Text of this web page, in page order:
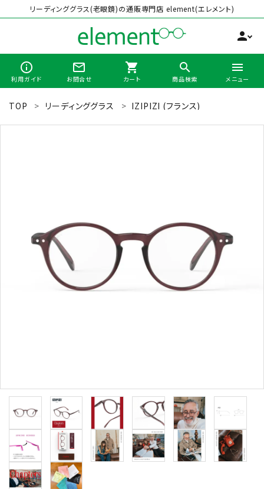
リーディンググラス(老眼鏡)の通販専門店 element(エレメント)
person
info_outline
利用ガイド
mail_outline
お問合せ
shopping_cart
カート
search
商品検索
menu
メニュー
search
カテゴリーから選ぶ
ブランドから選ぶ
形から選ぶ
コンテンツ
INFORMATION
ACCOUNT MENU
TOP リーディンググラス IZIPIZI (フランス)